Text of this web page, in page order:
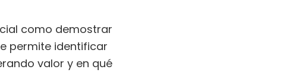
como demostrar
permite identificar
valor y en qué